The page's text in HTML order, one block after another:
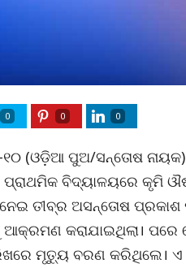
0 0 0
(ଓଡ଼ିଆ ପୁଅ/ସନ୍ତୋଷ ନାୟକ)
ବିଦ୍ୟାଳୟରେ କୃମି
ତୀବ୍ର ଅସନ୍ତୋଷ
କରାଯାଇଥିଲା।
ମୃତ୍ୟୁ ବରଣ କରିଥିଲେ। ଏ